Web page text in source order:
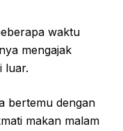
waktu
mengajak
luar.
bertemu dengan
makan malam